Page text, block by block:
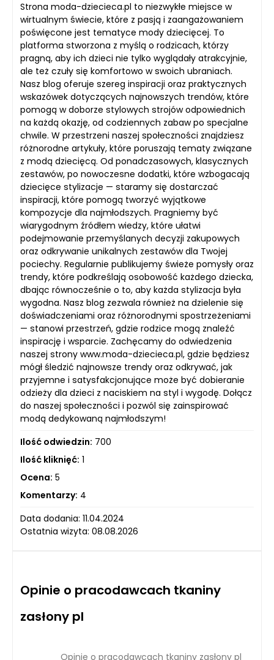
Strona moda-dziecieca.pl to niezwykłe miejsce w
wirtualnym świecie, które z pasją i zaangażowaniem
poświęcone jest tematyce mody dziecięcej. To
platforma stworzona z myślą o rodzicach, którzy
pragną, aby ich dzieci nie tylko wyglądały atrakcyjnie,
ale też czuły się komfortowo w swoich ubraniach.
Nasz blog oferuje szereg inspiracji oraz praktycznych
wskazówek dotyczących najnowszych trendów, które
pomogą w doborze stylowych strojów odpowiednich
na każdą okazję, od codziennych zabaw po specjalne
chwile. W przestrzeni naszej społeczności znajdziesz
różnorodne artykuły, które poruszają tematy związane
z modą dziecięcą. Od ponadczasowych, klasycznych
zestawów, po nowoczesne dodatki, które wzbogacają
dziecięce stylizacje — staramy się dostarczać
inspiracji, które pomogą tworzyć wyjątkowe
kompozycje dla najmłodszych. Pragniemy być
wiarygodnym źródłem wiedzy, które ułatwi
podejmowanie przemyślanych decyzji zakupowych
oraz odkrywanie unikalnych zestawów dla Twojej
pociechy. Regularnie publikujemy świeże pomysły oraz
trendy, które podkreślają osobowość każdego dziecka,
dbając równocześnie o to, aby każda stylizacja była
wygodna. Nasz blog zezwala również na dzielenie się
doświadczeniami oraz różnorodnymi spostrzeżeniami
— stanowi przestrzeń, gdzie rodzice mogą znaleźć
inspirację i wsparcie. Zachęcamy do odwiedzenia
naszej strony www.moda-dziecieca.pl, gdzie będziesz
mógł śledzić najnowsze trendy oraz odkrywać, jak
przyjemne i satysfakcjonujące może być dobieranie
odzieży dla dzieci z naciskiem na styl i wygodę. Dołącz
do naszej społeczności i pozwól się zainspirować
modą dedykowaną najmłodszym!
Ilość odwiedzin: 700
Ilość kliknięć: 1
Ocena: 5
Komentarzy: 4
Data dodania: 11.04.2024
Ostatnia wizyta: 08.08.2026
Opinie o pracodawcach tkaniny
zasłony pl
Opinie o pracodawcach tkaniny zasłony pl